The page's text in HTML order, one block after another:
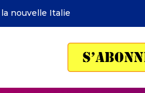
rhétorique de l’économie